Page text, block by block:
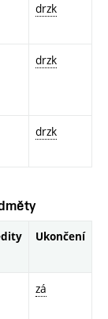
drzk
drzk
drzk
Ukončení
zá